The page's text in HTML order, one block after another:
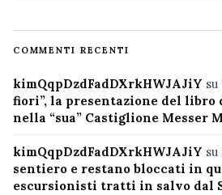
COMMENTI RECENTI
kimQqpDzdFadDXrkHWJAJiY su
fiori”, la presentazione del
nella “sua” Castiglione Messer
kimQqpDzdFadDXrkHWJAJiY su
sentiero e restano bloccati in
escursionisti tratti in salvo dal